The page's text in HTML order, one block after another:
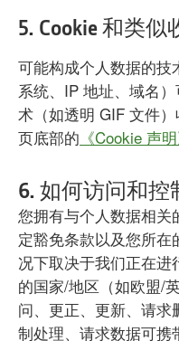
5. Cookie 和类似
可能构成个人数据的
系统、IP 地址、域名
术（如透明 GIF 文件
页底部的 《Cookie 声明
6. 如何访问和
您拥有与个人数据相
定豁免条款以及您所
况下取决于我们正在
的国家/地区（如欧盟/
问、更正、更新、请求
制处理、请求数据可携